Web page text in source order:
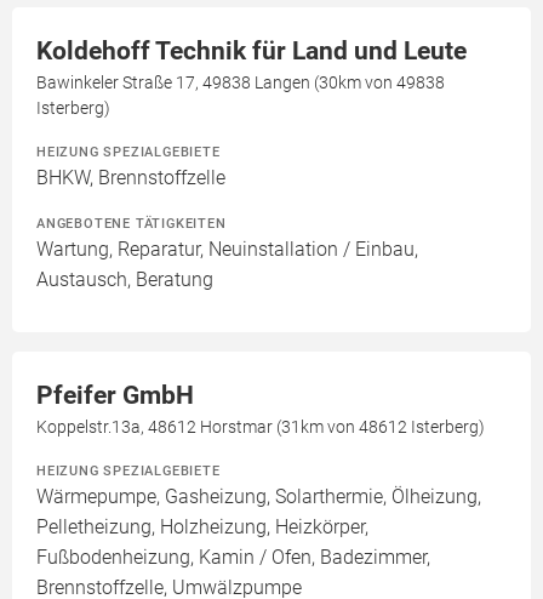
Koldehoff Technik für Land und Leute
Bawinkeler Straße 17, 49838 Langen (30km von 49838
Isterberg)
HEIZUNG SPEZIALGEBIETE
BHKW, Brennstoffzelle
ANGEBOTENE TÄTIGKEITEN
Wartung, Reparatur, Neuinstallation / Einbau,
Austausch, Beratung
Pfeifer GmbH
Koppelstr.13a, 48612 Horstmar (31km von 48612 Isterberg)
HEIZUNG SPEZIALGEBIETE
Wärmepumpe, Gasheizung, Solarthermie, Ölheizung,
Pelletheizung, Holzheizung, Heizkörper,
Fußbodenheizung, Kamin / Ofen, Badezimmer,
Brennstoffzelle, Umwälzpumpe